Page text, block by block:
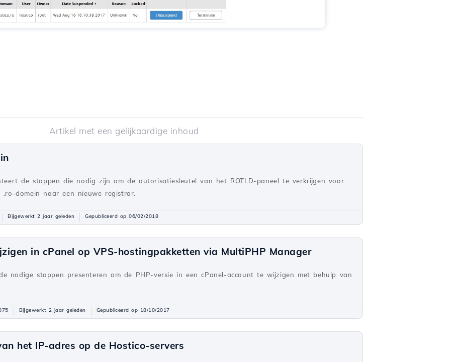
Artikel met een gelijkaardige inhoud
de stappen die nodig zijn om de autorisatiesleutel van het ROTLD-paneel te verkrijgen voor
domein naar een nieuwe registrar.
Bijgewerkt 2 jaar geleden Gepubliceerd op 06/02/2018
in cPanel op VPS-hostingpakketten via MultiPHP Manager
nodige stappen presenteren om de PHP-versie in een cPanel-account te wijzigen met behulp van
Bijgewerkt 2 jaar geleden Gepubliceerd op 18/10/2017
het IP-adres op de Hostico-servers